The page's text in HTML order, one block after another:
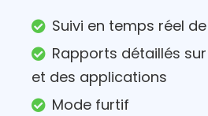
Suivi en temps réel
Rapports détaillés
et des applications
Mode furtif